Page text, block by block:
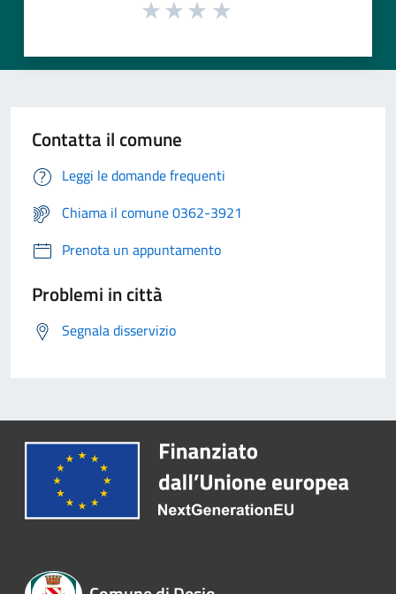
Contatta il comune
Leggi le domande frequenti
Chiama il comune 0362-3921
Prenota un appuntamento
Problemi in città
Segnala disservizio